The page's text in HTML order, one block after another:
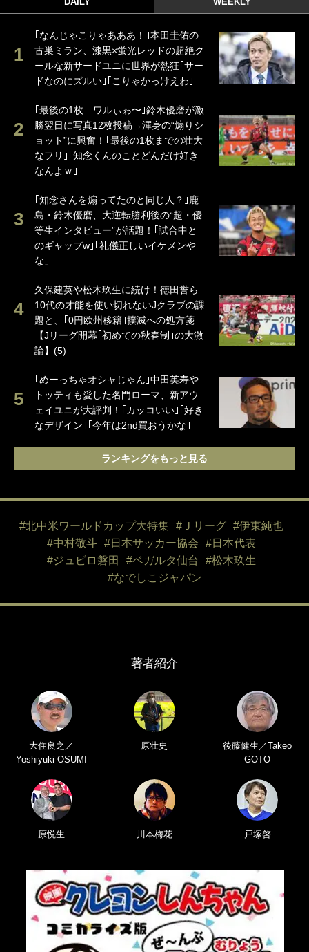
｢なんじゃこりゃあああ！｣本田圭佑の
古巣ミラン、漆黒×蛍光レッドの超絶ク
ールな新サードユニに世界が熱狂｢サー
ドなのにズルい｣｢こりゃかっけえわ｣
｢最後の1枚…ワルぃゎ〜｣鈴木優磨が激
勝翌日に写真12枚投稿→渾身の“煽りシ
ョット”に興奮！｢最後の1枚までの壮大
なフリ｣｢知念くんのことどんだけ好き
なんよｗ｣
｢知念さんを煽ってたのと同じ人？｣鹿
島・鈴木優磨、大逆転勝利後の“超・優
等生インタビュー”が話題！｢試合中と
のギャップw｣｢礼儀正しいイケメンや
な」
久保建英や松木玖生に続け！徳田誉ら
10代の才能を使い切れないJクラブの課
題と、｢0円欧州移籍｣撲滅への処方箋
【Jリーグ開幕｢初めての秋春制｣の大激
論】(5)
｢めーっちゃオシャじゃん｣中田英寿や
トッティも愛した名門ローマ、新アウ
ェイユニが大評判！｢カッコいい｣｢好き
なデザイン｣｢今年は2nd買おうかな｣
ランキングをもっと見る
#北中米ワールドカップ大特集 #Ｊリーグ
#伊東純也
#中村敬斗
#日本サッカー協会
#日本代表
#ジュビロ磐田
#ベガルタ仙台
#松木玖生
#なでしこジャパン
著者紹介
大住良之／
Yoshiyuki OSUMI
原壮史
後藤健生／Takeo
GOTO
原悦生 川本梅花 戸塚啓